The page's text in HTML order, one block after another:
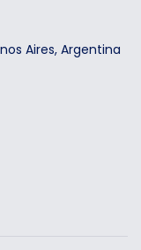
Aires, Argentina